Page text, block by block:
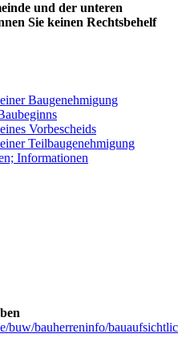
und der unteren
Sie keinen Rechtsbehelf
Baugenehmigung
Vorbescheids
Teilbaugenehmigung
Informationen
buw/bauherreninfo/